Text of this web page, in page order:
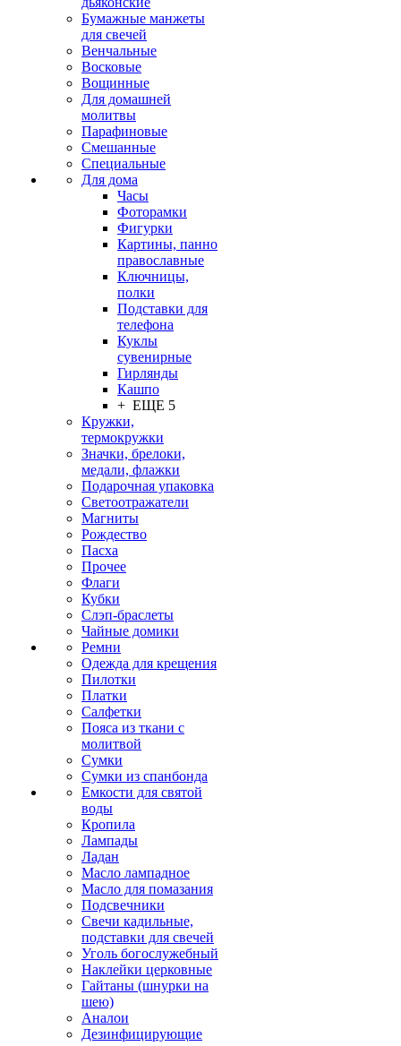
Бумажные манжеты
для свечей
Венчальные
Восковые
Вощинные
Для домашней
молитвы
Парафиновые
Смешанные
Специальные
Для дома
Часы
Фоторамки
Фигурки
Картины, панно
православные
Ключницы,
полки
Подставки для
телефона
Куклы
сувенирные
Гирлянды
Кашпо
+ ЕЩЕ 5
Кружки,
термокружки
Значки, брелоки,
медали, флажки
Подарочная упаковка
Светоотражатели
Магниты
Рождество
Пасха
Прочее
Флаги
Кубки
Слэп-браслеты
Чайные домики
Ремни
Одежда для крещения
Пилотки
Платки
Салфетки
Пояса из ткани с
молитвой
Сумки
Сумки из спанбонда
Емкости для святой
воды
Кропила
Лампады
Ладан
Масло лампадное
Масло для помазания
Подсвечники
Свечи кадильные,
подставки для свечей
Уголь богослужебный
Наклейки церковные
Гайтаны (шнурки на
шею)
Аналои
Дезинфицирующие